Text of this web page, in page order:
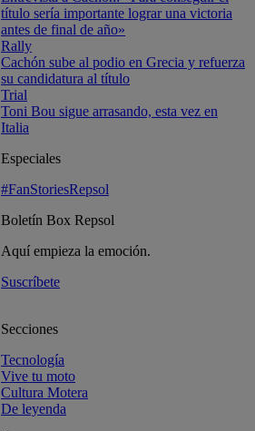
título sería importante lograr una victoria
antes de final de año»
Rally
Cachón sube al podio en Grecia y refuerza
su candidatura al título
Trial
Toni Bou sigue arrasando, esta vez en
Italia
Especiales
#FanStoriesRepsol
Boletín Box Repsol
Aquí empieza la emoción.
Suscríbete
Secciones
Tecnología
Vive tu moto
Cultura Motera
De leyenda